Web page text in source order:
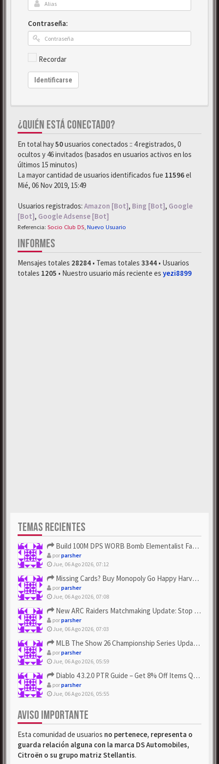
Contraseña:
Recordar
Identificarse
¿QUIÉN ESTÁ CONECTADO?
En total hay50usuarios conectados :: 4 registrados, 0
ocultos y 46 invitados (basados en usuarios activos en los
últimos 15 minutos)
La mayor cantidad de usuarios identificados fue 11596el
Mié, 06 Nov 2019, 15:49
Usuarios registrados: Amazon [Bot], Bing [Bot], Google
[Bot], Google Adsense [Bot]
Referencia: Socio Club DS Nuevo Usuario
INFORMES
Mensajes totales 28284 • Temas totales 3344 • Usuarios
totales 1205 • Nuestro usuario más reciente es yezi8899
TEMAS RECIENTES
Build 100M DPS WORB Bomb Elementalist Fast - Grab POE Curren...
porparsher
Jue, 06 Ago 2026, 07:12
Missing Cards? Buy Monopoly Go Happy Harvest with Looney Tun...
porparsher
Jue, 06 Ago 2026, 07:08
New ARC Raiders Matchmaking Update: Stop Failed - Grab Bluep...
porparsher
Jue, 06 Ago 2026, 07:03
MLB The Show 26 Championship Series Update! Get Cheap & ...
porparsher
Jue, 06 Ago 2026, 05:59
Diablo 4 3.2.0 PTR Guide – Get 8% Off Items Quickly to Test ...
porparsher
Jue, 06 Ago 2026, 05:55
AVISO IMPORTANTE
Esta comunidad de usuarios no pertenece, representa o
guarda relación alguna con la marca DS Automobiles,
Citroën o su grupo matriz Stellantis.